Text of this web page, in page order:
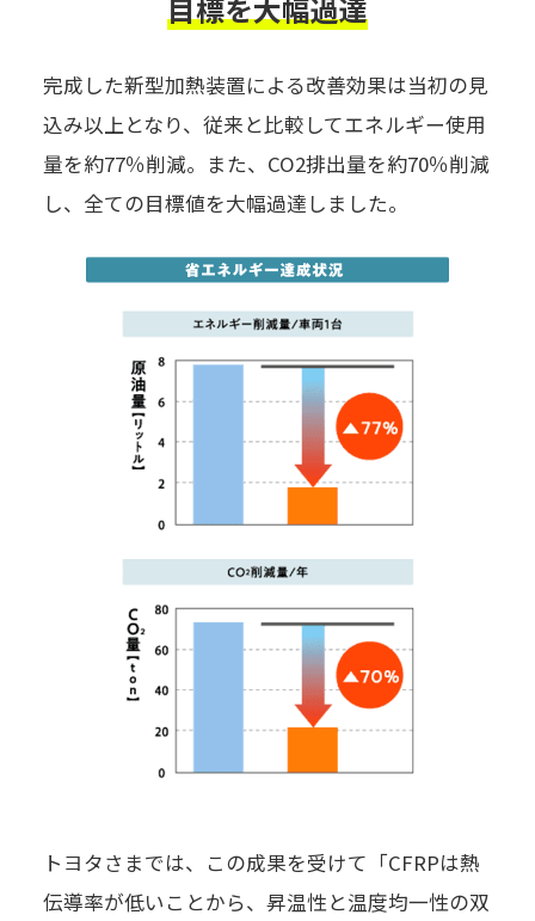
目標を大幅過達
完成した新型加熱装置による改善効果は当初の見
込み以上となり、従来と比較してエネルギー使用
量を約77％削減。また、CO2排出量を約70％削減
し、全ての目標値を大幅過達しました。
トヨタさまでは、この成果を受けて「CFRPは熱
伝導率が低いことから、昇温性と温度均一性の双